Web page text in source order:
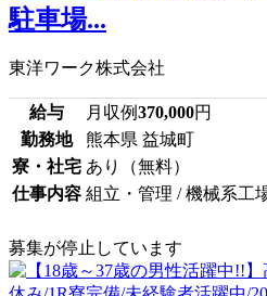
駐車場...
東洋ワーク株式会社
給与 月収例370,000円
勤務地
熊本県 益城町
寮・社宅 あり（無料）
仕事内容 組立・管理 / 機械系工
募集が停止しています